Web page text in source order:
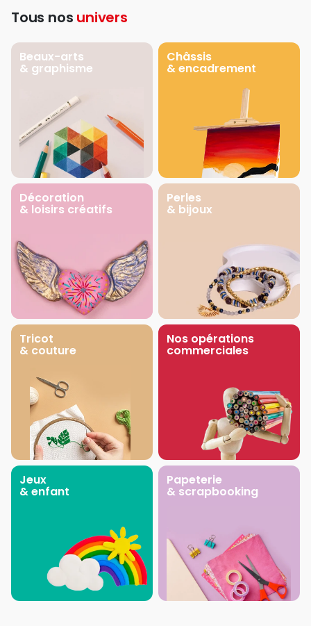
Tous nos univers
Beaux-arts
& graphisme
Châssis
& encadrement
Décoration
& loisirs créatifs
Perles
& bijoux
Tricot
& couture
Nos opérations
commerciales
Jeux
& enfant
Papeterie
& scrapbooking